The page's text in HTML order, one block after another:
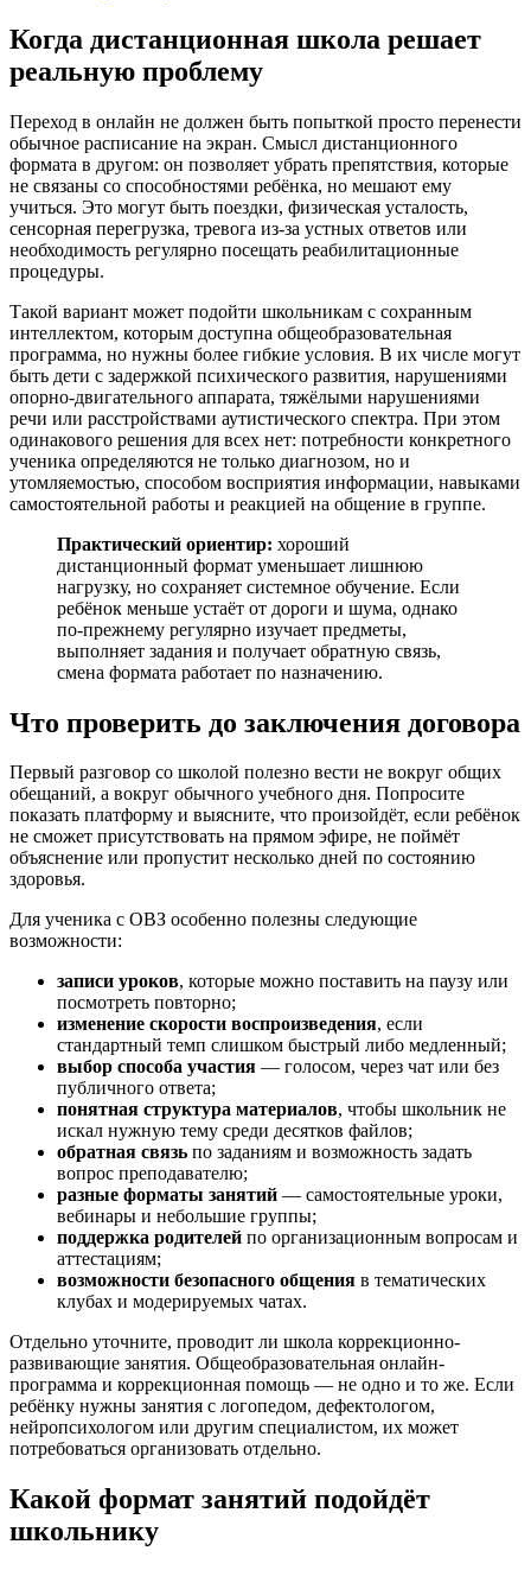
Когда дистанционная школа решает
реальную проблему
Переход в онлайн не должен быть попыткой просто перенести
обычное расписание на экран. Смысл дистанционного
формата в другом: он позволяет убрать препятствия, которые
не связаны со способностями ребёнка, но мешают ему
учиться. Это могут быть поездки, физическая усталость,
сенсорная перегрузка, тревога из-за устных ответов или
необходимость регулярно посещать реабилитационные
процедуры.
Такой вариант может подойти школьникам с сохранным
интеллектом, которым доступна общеобразовательная
программа, но нужны более гибкие условия. В их числе могут
быть дети с задержкой психического развития, нарушениями
опорно-двигательного аппарата, тяжёлыми нарушениями
речи или расстройствами аутистического спектра. При этом
одинакового решения для всех нет: потребности конкретного
ученика определяются не только диагнозом, но и
утомляемостью, способом восприятия информации, навыками
самостоятельной работы и реакцией на общение в группе.
Практический ориентир: хороший
дистанционный формат уменьшает лишнюю
нагрузку, но сохраняет системное обучение. Если
ребёнок меньше устаёт от дороги и шума, однако
по-прежнему регулярно изучает предметы,
выполняет задания и получает обратную связь,
смена формата работает по назначению.
Что проверить до заключения договора
Первый разговор со школой полезно вести не вокруг общих
обещаний, а вокруг обычного учебного дня. Попросите
показать платформу и выясните, что произойдёт, если ребёнок
не сможет присутствовать на прямом эфире, не поймёт
объяснение или пропустит несколько дней по состоянию
здоровья.
Для ученика с ОВЗ особенно полезны следующие
возможности:
записи уроков, которые можно поставить на паузу или
посмотреть повторно;
изменение скорости воспроизведения, если
стандартный темп слишком быстрый либо медленный;
выбор способа участия — голосом, через чат или без
публичного ответа;
понятная структура материалов, чтобы школьник не
искал нужную тему среди десятков файлов;
обратная связь по заданиям и возможность задать
вопрос преподавателю;
разные форматы занятий — самостоятельные уроки,
вебинары и небольшие группы;
поддержка родителей по организационным вопросам и
аттестациям;
возможности безопасного общения в тематических
клубах и модерируемых чатах.
Отдельно уточните, проводит ли школа коррекционно-
развивающие занятия. Общеобразовательная онлайн-
программа и коррекционная помощь — не одно и то же. Если
ребёнку нужны занятия с логопедом, дефектологом,
нейропсихологом или другим специалистом, их может
потребоваться организовать отдельно.
Какой формат занятий подойдёт
школьнику